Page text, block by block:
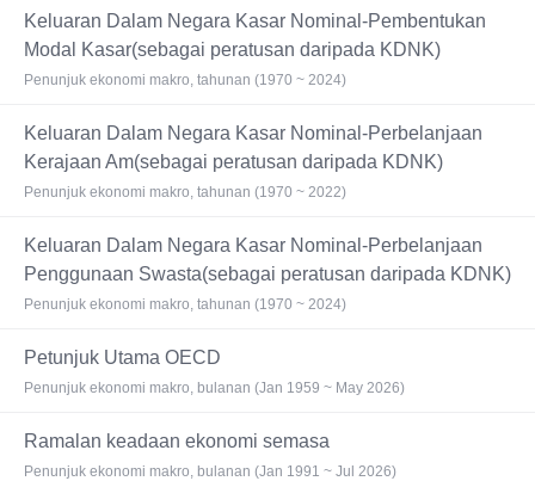
Keluaran Dalam Negara Kasar Nominal-Pembentukan
Modal Kasar(sebagai peratusan daripada KDNK)
Penunjuk ekonomi makro, tahunan (1970 ~ 2024)
Keluaran Dalam Negara Kasar Nominal-Perbelanjaan
Kerajaan Am(sebagai peratusan daripada KDNK)
Penunjuk ekonomi makro, tahunan (1970 ~ 2022)
Keluaran Dalam Negara Kasar Nominal-Perbelanjaan
Penggunaan Swasta(sebagai peratusan daripada KDNK)
Penunjuk ekonomi makro, tahunan (1970 ~ 2024)
Petunjuk Utama OECD
Penunjuk ekonomi makro, bulanan (Jan 1959 ~ May 2026)
Ramalan keadaan ekonomi semasa
Penunjuk ekonomi makro, bulanan (Jan 1991 ~ Jul 2026)